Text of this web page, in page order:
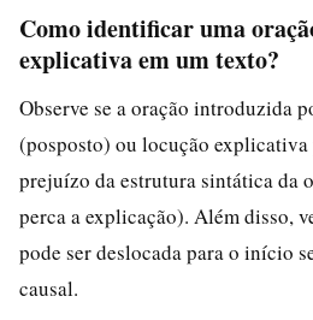
Como identificar uma
explicativa em um texto?
Observe se a oração introduzida
(posposto) ou locução explicativa
prejuízo da estrutura sintática da
perca a explicação). Além disso,
pode ser deslocada para o início
causal.